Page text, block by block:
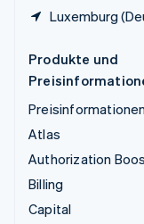
Luxemburg
Produkte und
Atlas
Authorization
Billing
Capital